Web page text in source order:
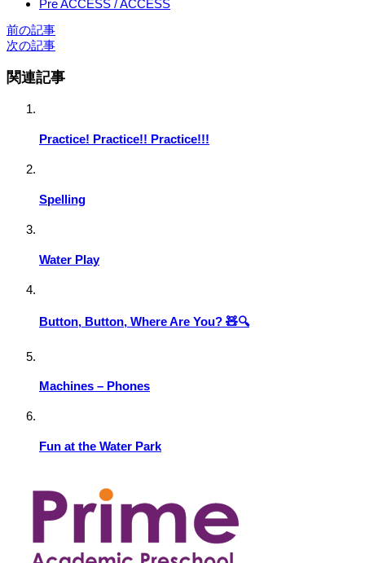
Pre ACCESS / ACCESS
前の記事
次の記事
関連記事
Practice! Practice!! Practice!!!
Spelling
Water Play
Button, Button, Where Are You? 🧸🔍
Machines – Phones
Fun at the Water Park